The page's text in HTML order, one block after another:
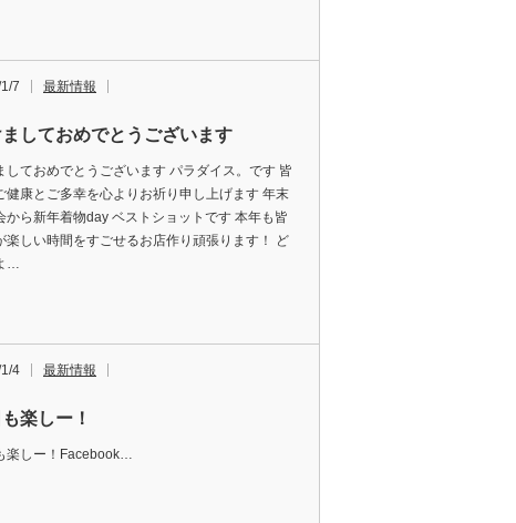
7 最新情報
しておめでとうございます
しておめでとうございます パラダイス。です 皆
健康とご多幸を心よりお祈り申し上げます 年末
から新年着物day ベストショットです 本年も皆
楽しい時間をすごせるお店作り頑張ります！ ど
…
4 最新情報
楽しー！
楽しー！Facebook…